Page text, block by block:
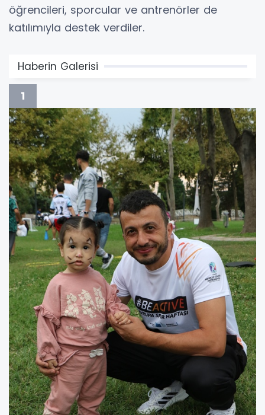
öğrencileri, sporcular ve antrenörler de
katılımıyla destek verdiler.
Haberin Galerisi
1